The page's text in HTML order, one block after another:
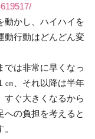
動かし、ハイハイを
動行動はどんどん変
では非常に早くなっ
㎝、それ以降は半年
すぐ大きくなるから
への負担を考えると